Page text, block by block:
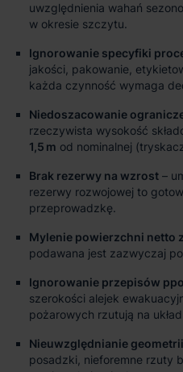
uwzględnienia wahań
w okresie szczytu.
Ignorowanie specyfiki
jakości, pakowanie,
każda czynność wymaga
Niedoszacowanie
rzeczywista wysokość
1,5 m od nominalnej
Brak rezerwy na wzrost –
rezerwy rozwojowej to
przeprowadzkę.
Mylenie powierzchni netto
podawana jest zazwyczaj
Ignorowanie przepisów
szerokości alejek
pożarowych rzutują na
Nieuwzględnianie
posadzki, nieforemne rzuty